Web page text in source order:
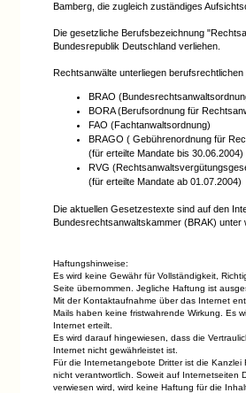
Bamberg, die zugleich zuständiges
Die gesetzliche Berufsbezeichnung
Bundesrepublik Deutschland verliehen.
Rechtsanwälte unterliegen
BRAO
BORA (Berufsordnung für
FAO (Fachtanwaltsordnung)
BRAGO ( Gebührenordnung für
(für erteilte Mandate bis 30.06.2004)
RVG
(für erteilte Mandate ab 01.07.2004)
Die aktuellen Gesetzestexte sind auf den
Bundesrechtsanwaltskammer (BRAK) unter
Haftungshinweise:
Es wird keine Gewähr für Vollständigkeit,
Seite übernommen. Jegliche Haftung ist
Mit der Kontaktaufnahme über das Internet
Mails haben keine fristwahrende Wirkung. Es
Internet erteilt.
Es wird darauf hingewiesen, dass die
Internet nicht gewährleistet ist.
Für die Internetangebote Dritter ist die Kanzlei
nicht verantwortlich. Soweit auf Internetseiten
verwiesen wird, wird keine Haftung für die